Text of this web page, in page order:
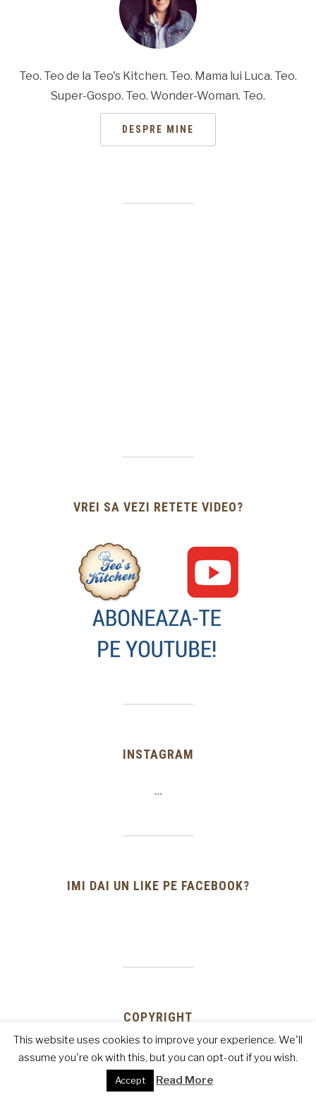
Teo. Teo de la Teo's Kitchen. Teo. Mama lui Luca. Teo.
Super-Gospo. Teo. Wonder-Woman. Teo.
DESPRE MINE
VREI SA VEZI RETETE VIDEO?
INSTAGRAM
…
IMI DAI UN LIKE PE FACEBOOK?
COPYRIGHT
COPYRIGHT 2007-2016 ~ TOATE DREPTURILE REZERVATE. ESTE
INTERZISA COPIEREA, REPRODUCEREA INTEGRALA SAU PARTIALA A
This website uses cookies to improve your experience. We'll
assume you're ok with this, but you can opt-out if you wish.
Accept Read More